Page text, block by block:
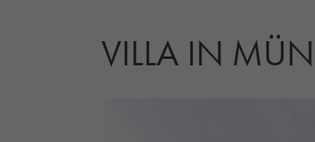
VILLA IN